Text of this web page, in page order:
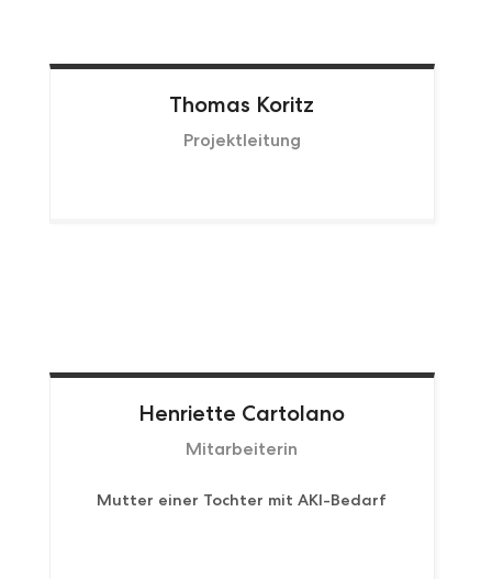
Thomas Koritz
Projektleitung
Henriette Cartolano
Mitarbeiterin
Mutter einer Tochter mit AKI-Bedarf